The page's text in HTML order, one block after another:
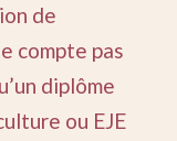
de
compte pas
diplôme
ou EJE